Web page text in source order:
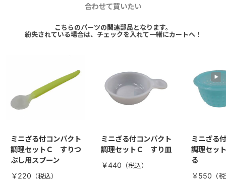
合わせて買いたい
こちらのパーツの関連部品となります。
紛失されている場合は、チェックを入れて一緒にカートへ！
ミニざる付コンパクト
調理セットＣ すりつ
ぶし用スプーン
￥220
ミニざる付コンパクト
調理セットＣ すり皿
￥440
ミニざる
調理セッ
る
￥550